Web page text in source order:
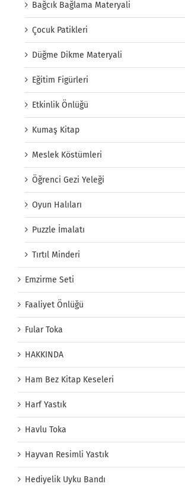
Bağcık Bağlama Materyali
Çocuk Patikleri
Düğme Dikme Materyali
Eğitim Figürleri
Etkinlik Önlüğü
Kumaş Kitap
Meslek Köstümleri
Öğrenci Gezi Yeleği
Oyun Halıları
Puzzle İmalatı
Tırtıl Minderi
Emzirme Seti
Faaliyet Önlüğü
Fular Toka
HAKKINDA
Ham Bez Kitap Keseleri
Harf Yastık
Havlu Toka
Hayvan Resimli Yastık
Hediyelik Uyku Bandı